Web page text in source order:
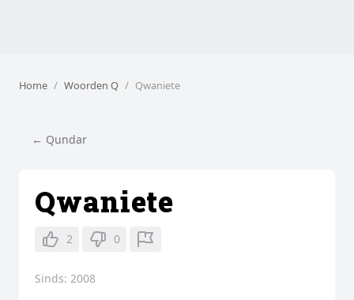
Home Woorden Q Qwaniete
← Qundar
Qwaniete
2 0
Sinds: 2008